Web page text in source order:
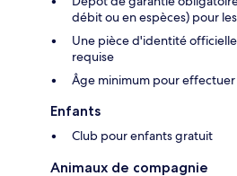
débit ou en espèces) pour
Une pièce d'identité
requise
Âge minimum pour
Enfants
Club pour enfants gratuit
Animaux de compagnie